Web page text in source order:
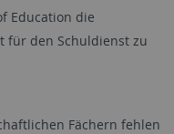
Education die
für den Schuldienst zu
Fächern fehlen